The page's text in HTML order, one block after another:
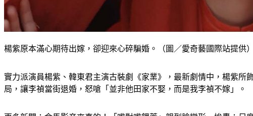
楊紫原本滿心期待出嫁，卻迎來心碎騙婚。（圖／愛奇藝國際站提供）
實力派演員楊紫、韓東君主演古裝劇《家業》，最新劇情中，楊紫
局，讓李禎當街退婚，怒嗆「並非他田家不娶，而是我李禎不嫁」。